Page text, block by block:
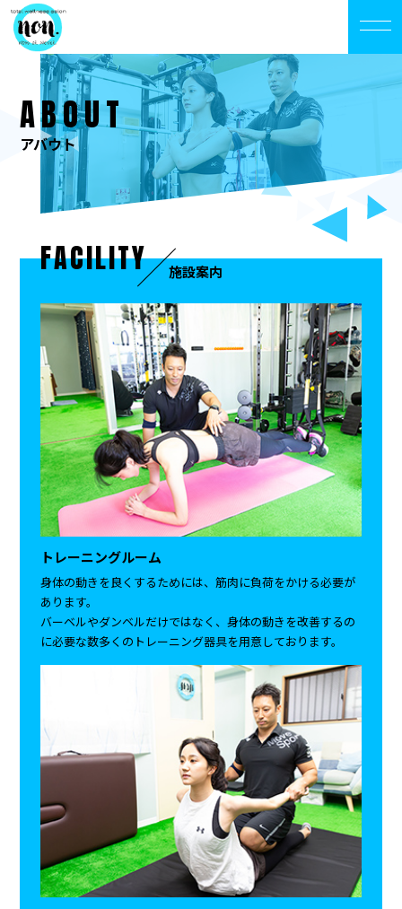
ABOUT
アバウト
FACILITY 施設案内
トレーニングルーム
身体の動きを良くするためには、筋肉に負荷をかける必要が
あります。
バーベルやダンベルだけではなく、身体の動きを改善するの
に必要な数多くのトレーニング器具を用意しております。